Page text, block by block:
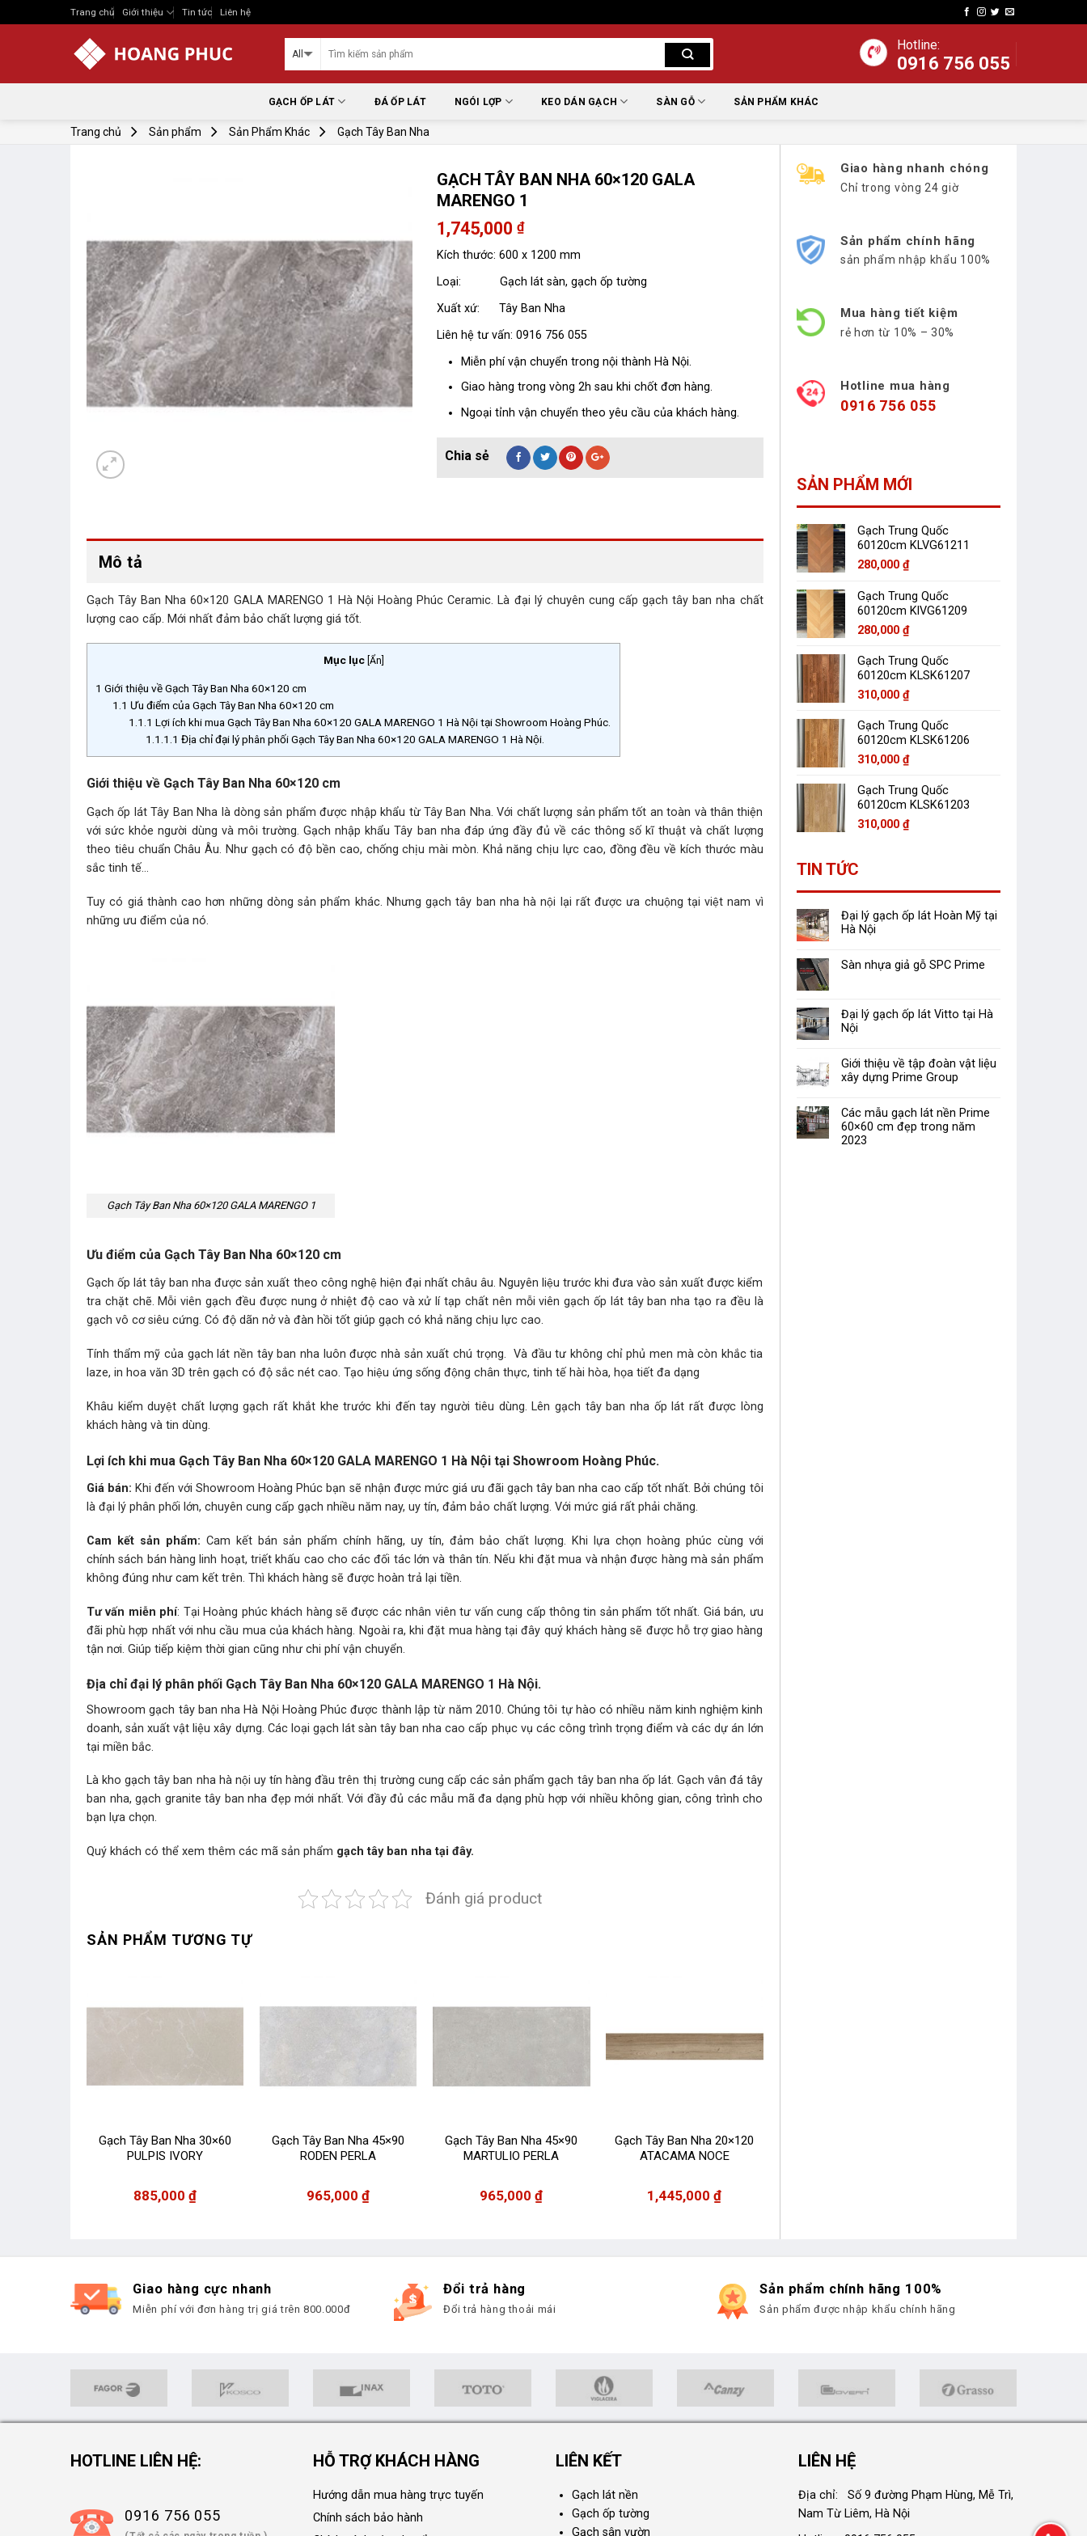
to
Trang chủ Giới thiệu Tin tức Liên hệ
Hotline:
0916 756 055
GẠCH ỐP LÁT ĐÁ ỐP LÁT NGÓI LỢP KEO DÁN GẠCH SÀN GỖ SẢN PHẨM KHÁC
Trang chủ Sản phẩm Sản Phẩm Khác Gạch Tây Ban Nha
GẠCH TÂY BAN NHA 60×120 GALA
MARENGO 1
1,745,000₫
Kích thước: 600 x 1200 mm
Loại: Gạch lát sàn, gạch ốp tường
Xuất xứ: Tây Ban Nha
Liên hệ tư vấn: 0916 756 055
Miễn phí vận chuyển trong nội thành Hà Nội.
Giao hàng trong vòng 2h sau khi chốt đơn hàng.
Ngoại tỉnh vận chuyển theo yêu cầu của khách hàng.
Mô tả
Gạch Tây Ban Nha 60×120 GALA MARENGO 1 Hà Nội Hoàng Phúc Ceramic. Là đại lý chuyên cung cấp gạch tây ban nha chất
lượng cao cấp. Mới nhất đảm bảo chất lượng giá tốt.
Mục lục Ẩn
1 Giới thiệu về Gạch Tây Ban Nha 60×120 cm
1.1 Ưu điểm của Gạch Tây Ban Nha 60×120 cm
1.1.1 Lợi ích khi mua Gạch Tây Ban Nha 60×120 GALA MARENGO 1 Hà Nội tại Showroom Hoàng Phúc.
1.1.1.1 Địa chỉ đại lý phân phối Gạch Tây Ban Nha 60×120 GALA MARENGO 1 Hà Nội.
Giới thiệu về Gạch Tây Ban Nha 60×120 cm
Gạch ốp lát Tây Ban Nha là dòng sản phẩm được nhập khẩu từ Tây Ban Nha. Với chất lượng sản phẩm tốt an toàn và thân thiện
với sức khỏe người dùng và môi trường. Gạch nhập khẩu Tây ban nha đáp ứng đầy đủ về các thông số kĩ thuật và chất lượng
theo tiêu chuẩn Châu Âu. Như gạch có độ bền cao, chống chịu mài mòn. Khả năng chịu lực cao, đồng đều về kích thước màu
sắc tinh tế…
Tuy có giá thành cao hơn những dòng sản phẩm khác. Nhưng gạch tây ban nha hà nội lại rất được ưa chuộng tại việt nam vì
những ưu điểm của nó.
Gạch Tây Ban Nha 60×120 GALA MARENGO 1
Ưu điểm của Gạch Tây Ban Nha 60×120 cm
Gạch ốp lát tây ban nha được sản xuất theo công nghệ hiện đại nhất châu âu. Nguyên liệu trước khi đưa vào sản xuất được kiểm
tra chặt chẽ. Mỗi viên gạch đều được nung ở nhiệt độ cao và xử lí tạp chất nên mỗi viêngạch ốp lát tây ban nha tạo ra đều là
gạch vô cơ siêu cứng. Có độ dãn nở và đàn hồi tốt giúp gạch có khả năng chịu lực cao.
Tính thẩm mỹ của gạch lát nền tây ban nha luôn được nhà sản xuất chú trọng. Và đầu tư không chỉ phủ men mà còn khắc tia
laze, in hoa văn 3D trên gạch có độ sắc nét cao. Tạo hiệu ứng sống động chân thực, tinh tế hài hòa, họa tiết đa dạng
Khâu kiểm duyệt chất lượng gạch rất khắt khe trước khi đến tay người tiêu dùng. Lên gạch tây ban nha ốp lát rất được lòng
khách hàng và tin dùng.
Lợi ích khi mua Gạch Tây Ban Nha 60×120 GALA MARENGO 1 Hà Nội tại Showroom Hoàng Phúc.
Giá bán:Khi đến với Showroom Hoàng Phúc bạn sẽ nhận được mức giá ưu đãi gạch tây ban nha cao cấp tốt nhất. Bởi chúng tôi
là đại lý phân phối lớn, chuyên cung cấp gạch nhiều năm nay, uy tín, đảm bảo chất lượng. Với mức giá rất phải chăng.
Cam kết sản phẩm: Cam kết bán sản phẩm chính hãng, uy tín, đảm bảo chất lượng. Khi lựa chọn hoàng phúc cùng với
chính sách bán hàng linh hoạt, triết khấu cao cho các đối tác lớn và thân tín. Nếu khi đặt mua và nhận được hàng mà sản phẩm
không đúng như cam kết trên. Thì khách hàng sẽ được hoàn trả lại tiền.
Tư vấn miễn phí: Tại Hoàng phúc khách hàng sẽ được các nhân viên tư vấn cung cấp thông tin sản phẩm tốt nhất. Giá bán, ưu
đãi phù hợp nhất với nhu cầu mua của khách hàng. Ngoài ra, khi đặt mua hàng tại đây quý khách hàng sẽ được hỗ trợ giao hàng
tận nơi. Giúp tiếp kiệm thời gian cũng như chi phí vận chuyển.
Địa chỉ đại lý phân phối Gạch Tây Ban Nha 60×120 GALA MARENGO 1 Hà Nội.
Showroom gạch tây ban nha Hà Nội Hoàng Phúc được thành lập từ năm 2010. Chúng tôi tự hào có nhiều năm kinh nghiệm kinh
doanh, sản xuất vật liệu xây dựng. Các loại gạch lát sàn tây ban nha cao cấp phục vụ các công trình trọng điểm và các dự án lớn
tại miền bắc.
Là kho gạch tây ban nha hà nội uy tín hàng đầu trên thị trường cung cấp các sản phẩm gạch tây ban nha ốp lát. Gạch vân đá tây
ban nha, gạch granite tây ban nha đẹp mới nhất. Với đầy đủ các mẫu mã đa dạng phù hợp với nhiều không gian, công trình cho
bạn lựa chọn.
Quý khách có thể xem thêm các mã sản phẩm gạch tây ban nhatại đây.
Đánh giá product
SẢN PHẨM TƯƠNG TỰ
Gạch Tây Ban Nha 30×60
PULPIS IVORY
885,000₫
Gạch Tây Ban Nha 45×90
RODEN PERLA
965,000₫
Gạch Tây Ban Nha 45×90
MARTULIO PERLA
965,000₫
Gạch Tây Ban Nha 20×120
ATACAMA NOCE
1,445,000₫
Giao hàng nhanh chóng
Chỉ trong vòng 24 giờ
Sản phẩm chính hãng
sản phẩm nhập khẩu 100%
Mua hàng tiết kiệm
rẻ hơn từ 10% – 30%
Hotline mua hàng
0916 756 055
SẢN PHẨM MỚI
Gạch Trung Quốc
60120cm KLVG61211
280,000 ₫
Gạch Trung Quốc
60120cm KlVG61209
280,000 ₫
Gạch Trung Quốc
60120cm KLSK61207
310,000 ₫
Gạch Trung Quốc
60120cm KLSK61206
310,000 ₫
Gạch Trung Quốc
60120cm KLSK61203
310,000 ₫
TIN TỨC
Đại lý gạch ốp lát Hoàn Mỹ tại
Hà Nội
Sàn nhựa giả gỗ SPC Prime
Đại lý gạch ốp lát Vitto tại Hà
Nội
Giới thiệu về tập đoàn vật liệu
xây dựng Prime Group
Các mẫu gạch lát nền Prime
60×60 cm đẹp trong năm
2023
Giao hàng cực nhanh
Miễn phí với đơn hàng trị giá trên 800.000đ
Đổi trả hàng
Đổi trả hàng thoải mái
Sản phẩm chính hãng 100%
Sản phẩm được nhập khẩu chính hãng
HOTLINE LIÊN HỆ:
0916 756 055
HỖ TRỢ KHÁCH HÀNG
Hướng dẫn mua hàng trực tuyến
Chính sách bảo hành
LIÊN KẾT
Gạch lát nền
Gạch ốp tường
Gạch sân vườn
LIÊN HỆ
Địa chỉ: Số 9 đường Phạm Hùng, Mễ Trì,
Nam Từ Liêm, Hà Nội